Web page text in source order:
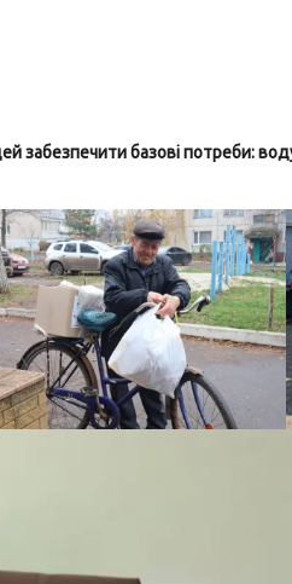
базові потреби: воду,